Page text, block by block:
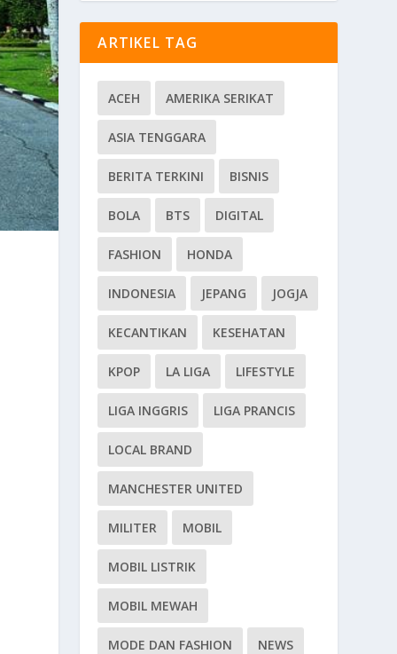
ARTIKEL TAG
ACEH AMERIKA SERIKAT
ASIA TENGGARA
BERITA TERKINI BISNIS
BOLA BTS DIGITAL
FASHION HONDA
INDONESIA JEPANG JOGJA
KECANTIKAN KESEHATAN
KPOP LA LIGA LIFESTYLE
LIGA INGGRIS LIGA PRANCIS
LOCAL BRAND
MANCHESTER UNITED
MILITER MOBIL
MOBIL LISTRIK
MOBIL MEWAH
MODE DAN FASHION NEWS